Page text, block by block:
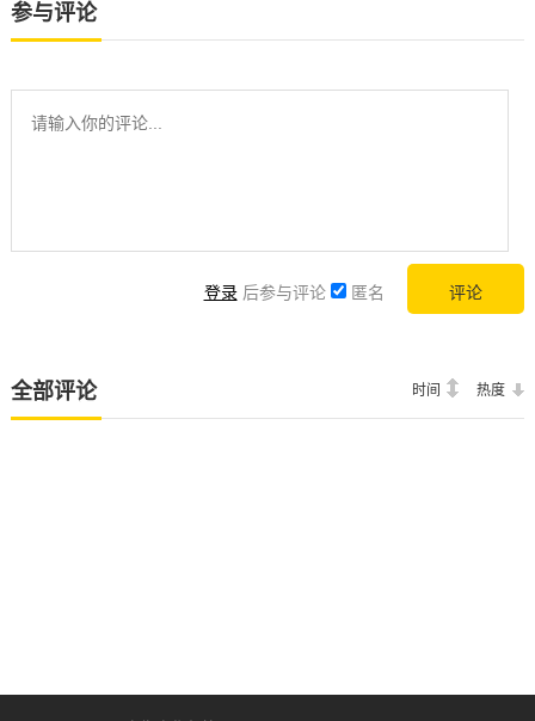
参与评论
登录 后参与评论 匿名
全部评论 时间 热度